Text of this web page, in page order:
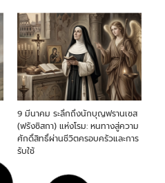
9 มีนาคม ระลึกถึงนักบุญฟรานเซส
(ฟรังซิสกา) แห่งโรม: หนทางสู่ความ
ศักดิ์สิทธิ์ผ่านชีวิตครอบครัวและการ
รับใช้